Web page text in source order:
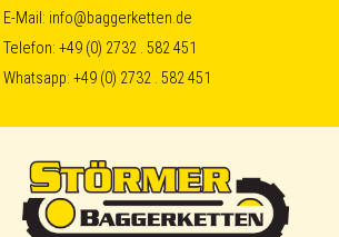
Skip
to
primary
navigation
Skip
to
content
Skip
to
E-Mail: info@baggerketten.de
Telefon:+49 (0) 2732 . 582 451
Whatsapp:+49 (0) 2732 . 582 451